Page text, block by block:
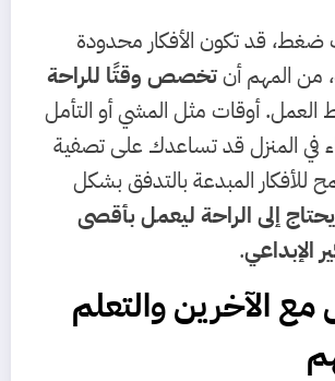
قد تكون الأفكار محدودة
من المهم أنتخصص وقتًا للراحة
أوقات مثل المشي أو التأمل
في المنزل قد تساعدك على تصفية
المبدعة بالتدفق بشكل
إلى الراحة ليعمل بأقصى
الإبداعي.
مع الآخرين والتعلم